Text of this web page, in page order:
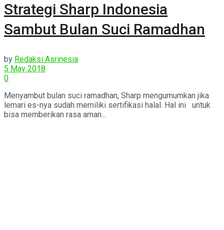
Strategi Sharp Indonesia
Sambut Bulan Suci Ramadhan
by Redaksi Asrinesia
5 May 2018
0
Menyambut bulan suci ramadhan, Sharp mengumumkan jika
lemari es-nya sudah memiliki sertifikasi halal. Hal ini untuk
bisa memberikan rasa aman...